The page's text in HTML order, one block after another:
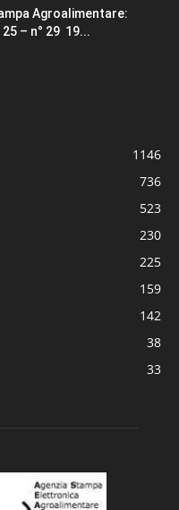
Agroalimentare:
25 – n° 29 19...
1146
736
523
230
225
159
142
38
33